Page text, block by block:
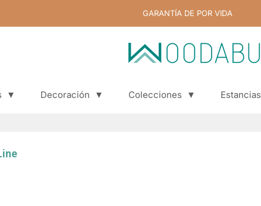
GARANTÍA DE POR VIDA
▼ Decoración ▼ Colecciones ▼ Estancias